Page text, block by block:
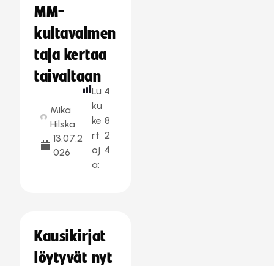
MM-
kultavalmen
taja kertaa
taivaltaan
Mika
Hilska
13.07.2
026
Lu
ku
ke
rt
oj
a:
4
8
2
4
Kausikirjat
löytyvät nyt